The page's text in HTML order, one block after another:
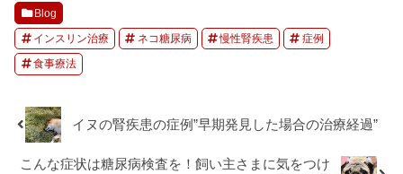
Blog
インスリン治療 ネコ糖尿病 慢性腎疾患 症例
食事療法
イヌの腎疾患の症例”早期発見した場合の治療経過”
こんな症状は糖尿病検査を！飼い主さまに気をつけ